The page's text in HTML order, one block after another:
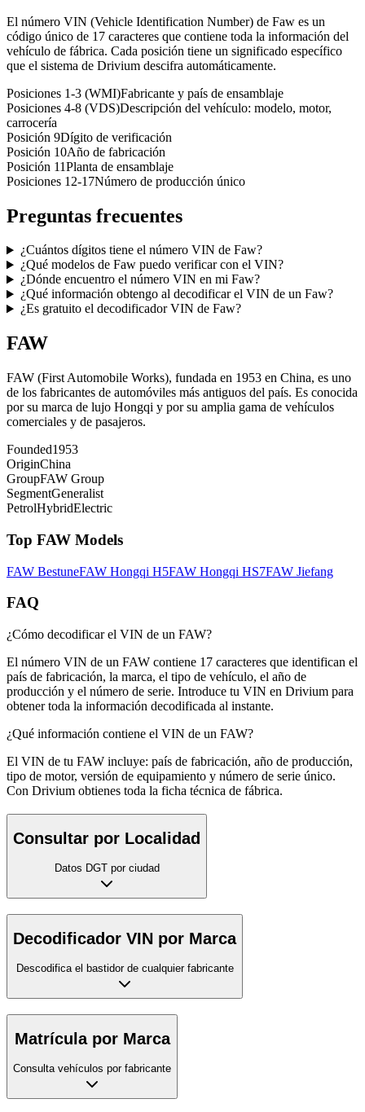
El número VIN (Vehicle Identification Number) de Faw es un
código único de 17 caracteres que contiene toda la información del
vehículo de fábrica. Cada posición tiene un significado específico
que el sistema de Drivium descifra automáticamente.
Posiciones 1-3 (WMI)Fabricante y país de ensamblaje
Posiciones 4-8 (VDS)Descripción del vehículo: modelo, motor,
carrocería
Posición 9Dígito de verificación
Posición 10Año de fabricación
Posición 11Planta de ensamblaje
Posiciones 12-17Número de producción único
Preguntas frecuentes
¿Cuántos dígitos tiene el número VIN de Faw?
¿Qué modelos de Faw puedo verificar con el VIN?
¿Dónde encuentro el número VIN en mi Faw?
¿Qué información obtengo al decodificar el VIN de un Faw?
¿Es gratuito el decodificador VIN de Faw?
FAW
FAW (First Automobile Works), fundada en 1953 en China, es uno
de los fabricantes de automóviles más antiguos del país. Es conocida
por su marca de lujo Hongqi y por su amplia gama de vehículos
comerciales y de pasajeros.
Founded1953
OriginChina
GroupFAW Group
SegmentGeneralist
PetrolHybridElectric
Top FAW Models
FAW BestuneFAW Hongqi H5FAW Hongqi HS7FAW Jiefang
FAQ
¿Cómo decodificar el VIN de un FAW?
El número VIN de un FAW contiene 17 caracteres que identifican el
país de fabricación, la marca, el tipo de vehículo, el año de
producción y el número de serie. Introduce tu VIN en Drivium para
obtener toda la información decodificada al instante.
¿Qué información contiene el VIN de un FAW?
El VIN de tu FAW incluye: país de fabricación, año de producción,
tipo de motor, versión de equipamiento y número de serie único.
Con Drivium obtienes toda la ficha técnica de fábrica.
Consultar por Localidad
Datos DGT por ciudad
Decodificador VIN por Marca
Descodifica el bastidor de cualquier fabricante
Matrícula por Marca
Consulta vehículos por fabricante